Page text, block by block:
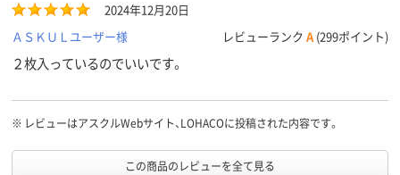
2024年12月20日
ＡＳＫＵＬユーザー様
レビューランク A (299ポイント)
２枚入っているのでいいです。
※ レビューはアスクルWebサイト、LOHACOに投稿された内容です。
この商品のレビューを全て見る